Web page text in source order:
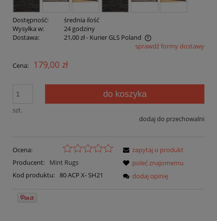
Dostępność:
średnia ilość
Wysyłka w:
24 godziny
Dostawa:
21,00 zł- Kurier GLS Poland
Cena nie zawiera ewentualnych kosztów płatnościsprawdź formy dostawy
Cena: 179,00 zł
szt.
do koszyka
dodaj do przechowalni
Ocena:
Producent:
Mint Rugs
Kod produktu: 80 ACP X- SH21
zapytaj o produkt
poleć znajomemu
dodaj opinię